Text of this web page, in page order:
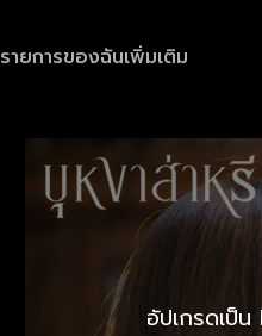
รายการของฉันเพิ่มเติม
อัปเกรดเป็